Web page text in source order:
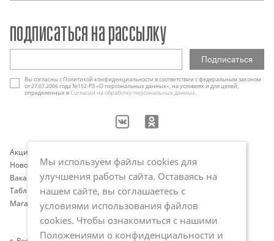
Акции
Новости
Вакансии
Таблица размеров
Магазины
Оплата и доставка
Программа лояльности
Публичная оферта
Политика обработки
персональных данных
подписаться на рассылку
Вы согласны с Политикой конфиденциальности в соответствии с федеральным законом
от 27.07.2006 года №152-РЗ «О персональных данных», на условиях и для целей,
определенных вСогласии на обработку персональных данных.
Мы используем файлы cookies для
улучшения работы сайта. Оставаясь на
нашем сайте, вы соглашаетесь с
условиями использования файлов
cookies. Чтобы ознакомиться с нашими
Положениями о конфиденциальности и